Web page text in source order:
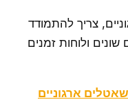
צריך להתמודד
ולוחות זמנים
שאטלים ארגוניים